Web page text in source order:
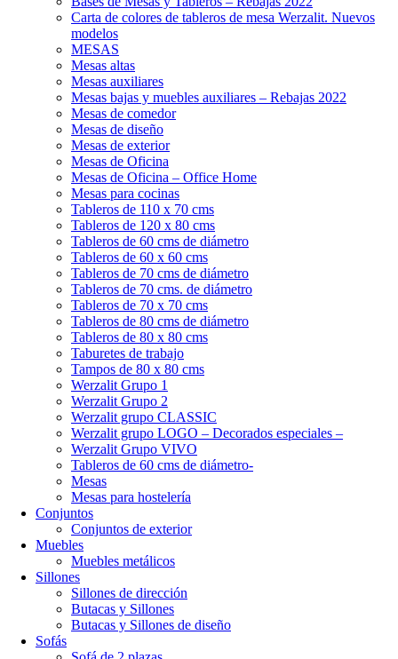
Carta de colores de tableros de mesa Werzalit. Nuevos
modelos
MESAS
Mesas altas
Mesas auxiliares
Mesas bajas y muebles auxiliares – Rebajas 2022
Mesas de comedor
Mesas de diseño
Mesas de exterior
Mesas de Oficina
Mesas de Oficina – Office Home
Mesas para cocinas
Tableros de 110 x 70 cms
Tableros de 120 x 80 cms
Tableros de 60 cms de diámetro
Tableros de 60 x 60 cms
Tableros de 70 cms de diámetro
Tableros de 70 cms. de diámetro
Tableros de 70 x 70 cms
Tableros de 80 cms de diámetro
Tableros de 80 x 80 cms
Taburetes de trabajo
Tampos de 80 x 80 cms
Werzalit Grupo 1
Werzalit Grupo 2
Werzalit grupo CLASSIC
Werzalit grupo LOGO – Decorados especiales –
Werzalit Grupo VIVO
Tableros de 60 cms de diámetro-
Mesas
Mesas para hostelería
Conjuntos
Conjuntos de exterior
Muebles
Muebles metálicos
Sillones
Sillones de dirección
Butacas y Sillones
Butacas y Sillones de diseño
Sofás